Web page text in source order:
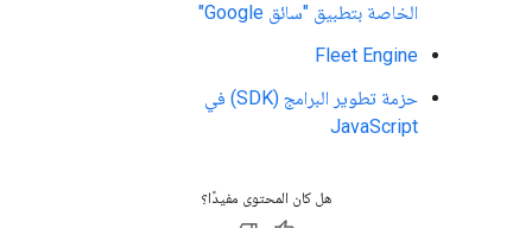
الخاصة بتطبيق "سائق Google"
Fleet Engine
حزمة تطوير البرامج (SDK) في
JavaScript
هل كان المحتوى مفيدًا؟